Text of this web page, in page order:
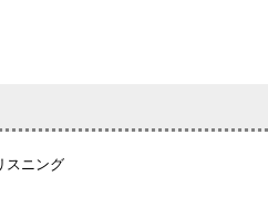
スニング